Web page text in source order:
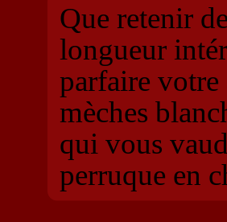
Que retenir
longueur
parfaire
mèches
qui vous
perruque en